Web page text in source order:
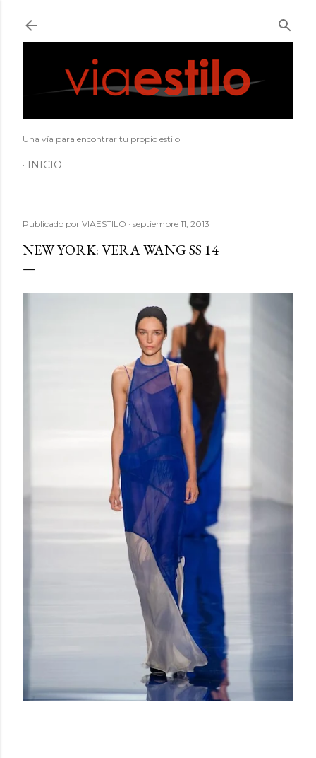
Una vía para encontrar tu propio estilo
INICIO
Publicado por VIAESTILO septiembre 11, 2013
NEW YORK: VERA WANG SS 14